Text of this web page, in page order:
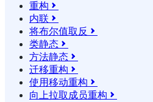
重构 
内联 
将布尔值取反 
类静态 
方法静态 
迁移重构 
使用移动重构 
向上拉取成员重构 